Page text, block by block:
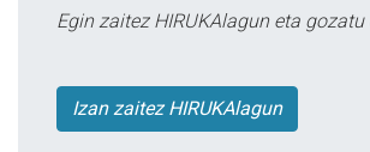
Egin zaitez HIRUKAlagun eta gozatu
Izan zaitez HIRUKAlagun